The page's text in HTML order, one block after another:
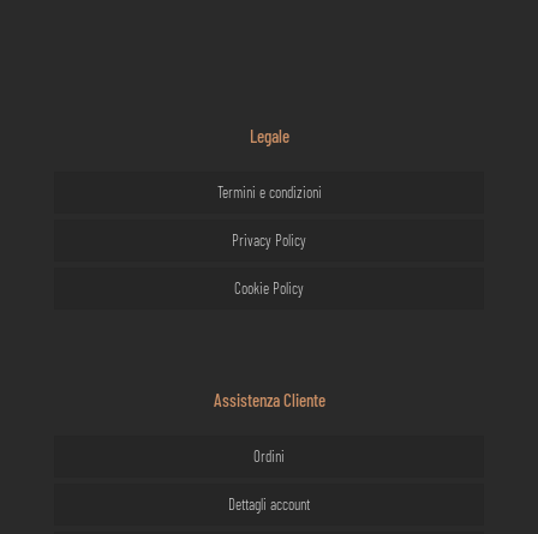
Legale
Termini e condizioni
Privacy Policy
Cookie Policy
Assistenza Cliente
Ordini
Dettagli account